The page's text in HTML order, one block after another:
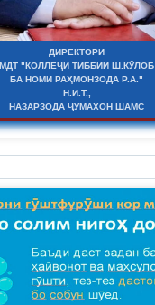
ДИРЕКТОРИ
МДТ "КОЛЛЕҶИ ТИББИИ Ш.КӮЛОБ
БА НОМИ РАҲМОНЗОДА Р.А."
Н.И.Т.,
НАЗАРЗОДА ҶУМАХОН ШАМС